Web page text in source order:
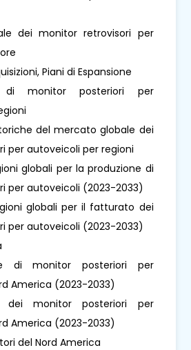
dei monitor retrovisori per
Piani di Espansione
di monitor posteriori per
del mercato globale dei
per autoveicoli per regioni
globali per la produzione di
per autoveicoli (2023-2033)
globali per il fatturato dei
per autoveicoli (2023-2033)
di monitor posteriori per
America (2023-2033)
dei monitor posteriori per
America (2023-2033)
del Nord America